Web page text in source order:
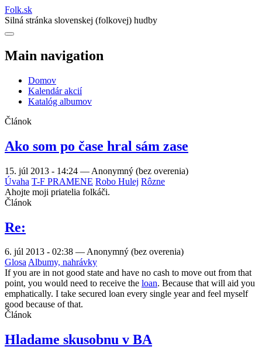
Folk.sk
Silná stránka slovenskej (folkovej) hudby
Main navigation
Domov
Kalendár akcií
Katalóg albumov
Článok
Ako som po čase hral sám zase
15. júl 2013 - 14:24 — Anonymný (bez overenia)
Úvaha T-F PRAMENE Robo Hulej Rôzne
Ahojte moji priatelia folkáči.
Článok
Re:
6. júl 2013 - 02:38 —Anonymný (bez overenia)
GlosaAlbumy, nahrávky
If you are in not good state and have no cash to move out from that
point, you would need to receive the loan. Because that will aid you
emphatically. I take secured loan every single year and feel myself
good because of that.
Článok
Hladame skusobnu v BA